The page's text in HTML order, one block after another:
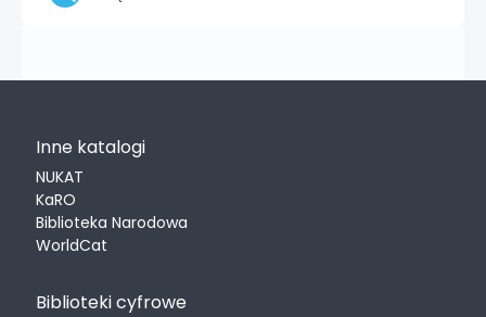
Inne katalogi
NUKAT
KaRO
Biblioteka Narodowa
WorldCat
Biblioteki cyfrowe